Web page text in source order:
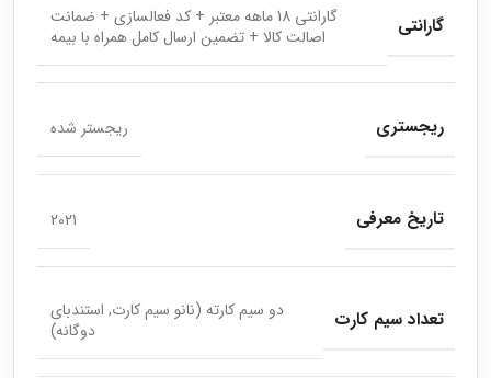
گارانتی
گارانتی 18 ماهه معتبر + کد فعالسازی + ضمانت
اصالت کالا + تضمین ارسال کامل همراه با بیمه
ریجستری ریجستر شده
تاریخ معرفی 2021
تعداد سیم کارت
دو سیم کارته (نانو سیم کارت, استندبای
دوگانه)